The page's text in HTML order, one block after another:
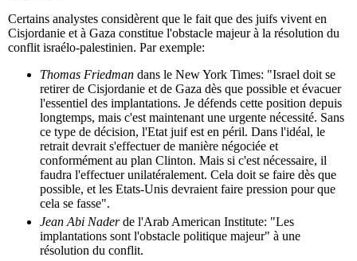
Certains analystes considèrent que le fait que des juifs vivent en
Cisjordanie et à Gaza constitue l'obstacle majeur à la résolution du
conflit israélo-palestinien. Par exemple:
Thomas Friedman dans le New York Times: "Israel doit se
retirer de Cisjordanie et de Gaza dès que possible et évacuer
l'essentiel des implantations. Je défends cette position depuis
longtemps, mais c'est maintenant une urgente nécessité. Sans
ce type de décision, l'Etat juif est en péril. Dans l'idéal, le
retrait devrait s'effectuer de manière négociée et
conformément au plan Clinton. Mais si c'est nécessaire, il
faudra l'effectuer unilatéralement. Cela doit se faire dès que
possible, et les Etats-Unis devraient faire pression pour que
cela se fasse".
Jean Abi Naderde l'Arab American Institute: "Les
implantations sont l'obstacle politique majeur" à une
résolution du conflit.